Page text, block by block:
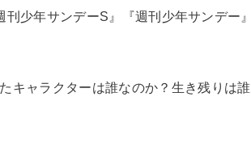
少年サンデーS』『週刊少年サンデー』
キャラクターは誰なのか？生き残りは誰